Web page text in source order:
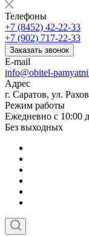
Телефоны
+7 (8452) 42-22-33
+7 (902) 717-22-33
Заказать звонок
E-mail
info@obitel-
Адрес
г. Саратов, ул.
Режим работы
Ежедневно с 10:00
Без выходных